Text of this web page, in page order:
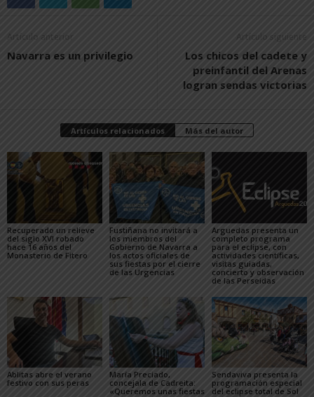
Artículo anterior
Navarra es un privilegio
Artículo siguiente
Los chicos del cadete y
preinfantil del Arenas
logran sendas victorias
Artículos relacionados Más del autor
Recuperado un relieve
del siglo XVI robado
hace 16 años del
Monasterio de Fitero
Fustiñana no invitará a
los miembros del
Gobierno de Navarra a
los actos oficiales de
sus fiestas por el cierre
de las Urgencias
Arguedas presenta un
completo programa
para el eclipse, con
actividades científicas,
visitas guiadas,
concierto y observación
de las Perseidas
Ablitas abre el verano
festivo con sus peras
María Preciado,
concejala de Cadreita:
«Queremos unas fiestas
Sendaviva presenta la
programación especial
del eclipse total de Sol